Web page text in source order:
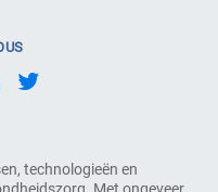
technologieën en